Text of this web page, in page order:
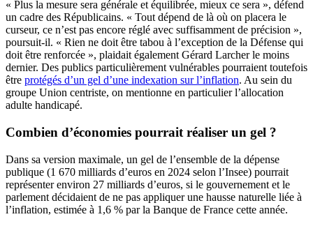
« Plus la mesure sera générale et équilibrée, mieux ce sera », défend
un cadre des Républicains. « Tout dépend de là où on placera le
curseur, ce n’est pas encore réglé avec suffisamment de précision »,
poursuit-il. « Rien ne doit être tabou à l’exception de la Défense qui
doit être renforcée », plaidait également Gérard Larcher le moins
dernier. Des publics particulièrement vulnérables pourraient toutefois
être protégés d’un gel d’une indexation sur l’inflation. Au sein du
groupe Union centriste, on mentionne en particulier l’allocation
adulte handicapé.
Combien d’économies pourrait réaliser un gel ?
Dans sa version maximale, un gel de l’ensemble de la dépense
publique (1 670 milliards d’euros en 2024 selon l’Insee) pourrait
représenter environ 27 milliards d’euros, si le gouvernement et le
parlement décidaient de ne pas appliquer une hausse naturelle liée à
l’inflation, estimée à 1,6 % par la Banque de France cette année.